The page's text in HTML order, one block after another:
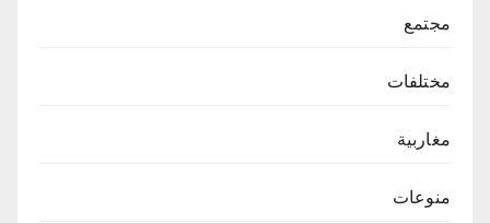
مجتمع
مختلفات
مغاربية
منوعات